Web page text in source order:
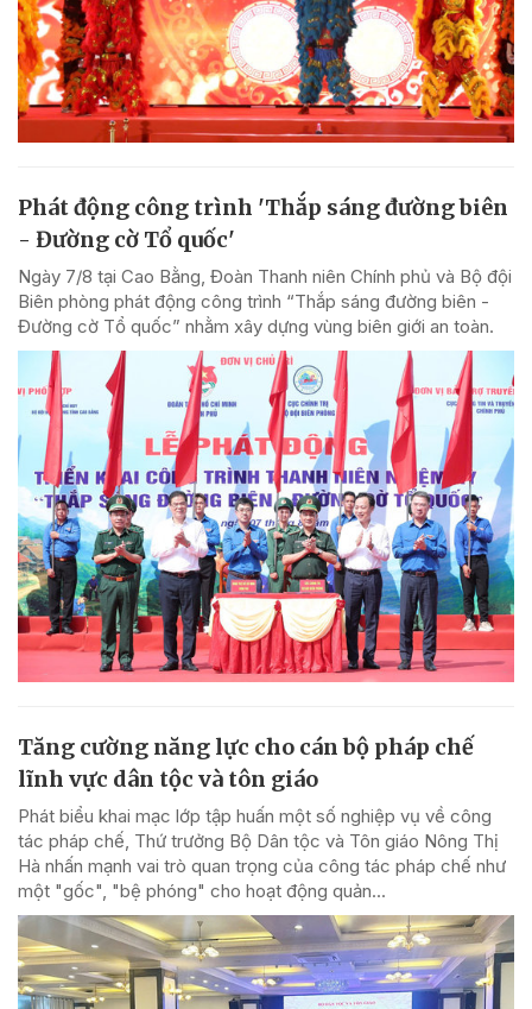
Phát động công trình 'Thắp sáng đường biên
- Đường cờ Tổ quốc'
Ngày 7/8 tại Cao Bằng, Đoàn Thanh niên Chính phủ và Bộ đội
Biên phòng phát động công trình “Thắp sáng đường biên -
Đường cờ Tổ quốc” nhằm xây dựng vùng biên giới an toàn.
Tăng cường năng lực cho cán bộ pháp chế
lĩnh vực dân tộc và tôn giáo
Phát biểu khai mạc lớp tập huấn một số nghiệp vụ về công
tác pháp chế, Thứ trưởng Bộ Dân tộc và Tôn giáo Nông Thị
Hà nhấn mạnh vai trò quan trọng của công tác pháp chế như
một "gốc", "bệ phóng" cho hoạt động quản...